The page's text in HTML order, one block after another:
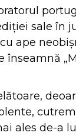
sale în
ape
înseamnă
ales de-a